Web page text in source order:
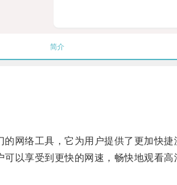
简介
络工具，它为用户提供了更加快捷
享受到更快的网速，畅快地观看高